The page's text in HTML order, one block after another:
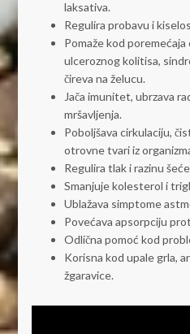
laksativa.
Regulira probavu i
Pomaže kod
ulceroznog kolitisa,
čireva na želucu.
Jača imunitet, ubrzava
mršavljenja.
Poboljšava cirkulaciju,
otrovne tvari iz
Regulira tlak i razinu
Smanjuje kolesterol i
Ublažava simptome
Povećava apsorpciju
Odlična pomoć kod
Korisna kod upale grla,
žgaravice.